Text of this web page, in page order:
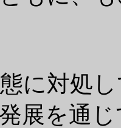
に対処
展を通